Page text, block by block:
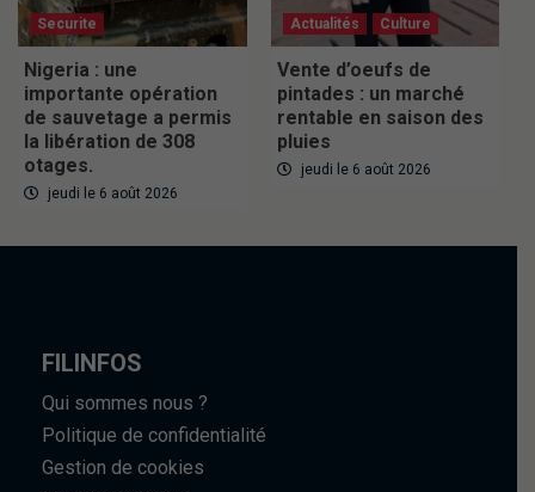
Securite
Nigeria : une
importante opération
de sauvetage a permis
la libération de 308
otages.
jeudi le 6 août 2026
Actualités Culture
Vente d’oeufs de
pintades : un marché
rentable en saison des
pluies
jeudi le 6 août 2026
FILINFOS
Qui sommes nous ?
Politique de confidentialité
Gestion de cookies